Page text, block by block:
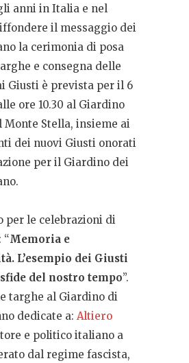
anni in Italia e nel
il messaggio dei
la cerimonia di posa
e consegna delle
Giusti è prevista per il 6
ore 10.30 al Giardino
Monte Stella, insieme ai
dei nuovi Giusti onorati
per il Giardino dei
per le celebrazioni di
“Memoria e
L’esempio dei Giusti
del nostro tempo”.
targhe al Giardino di
dedicate a: Altiero
e politico italiano a
dal regime fascista,